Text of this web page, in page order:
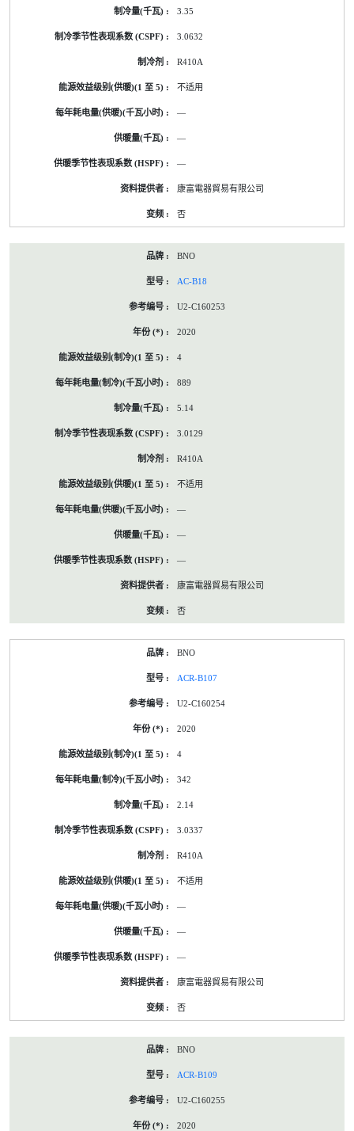
3.35
3.0632
R410A
不适用
—
—
—
康富電器貿易有限公司
否
BNO
AC-B18
U2-C160253
2020
4
889
5.14
3.0129
R410A
不适用
—
—
—
康富電器貿易有限公司
否
BNO
ACR-B107
U2-C160254
2020
4
342
2.14
3.0337
R410A
不适用
—
—
—
康富電器貿易有限公司
否
BNO
ACR-B109
U2-C160255
2020